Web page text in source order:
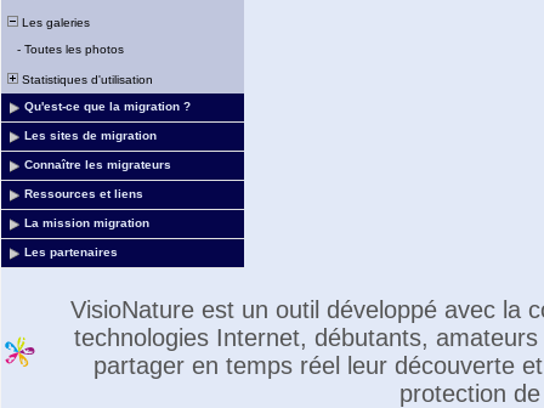
Les galeries
- Toutes les photos
Statistiques d'utilisation
Qu'est-ce que la migration ?
Les sites de migration
Connaître les migrateurs
Ressources et liens
La mission migration
Les partenaires
VisioNature est un outil développé avec la
technologies Internet, débutants,
partager en temps réel leur découverte
protection